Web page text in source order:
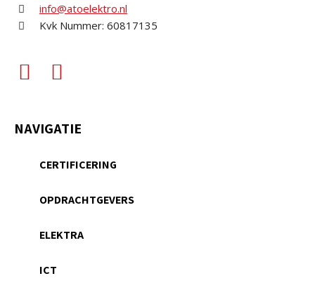
info@atoelektro.nl
Kvk Nummer: 60817135
NAVIGATIE
CERTIFICERING
OPDRACHTGEVERS
ELEKTRA
ICT